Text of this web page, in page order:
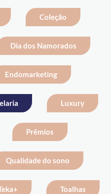
Coleção
Dia dos Namorados
Endomarketing
Luxury
Prêmios
Qualidade do sono
Toalhas